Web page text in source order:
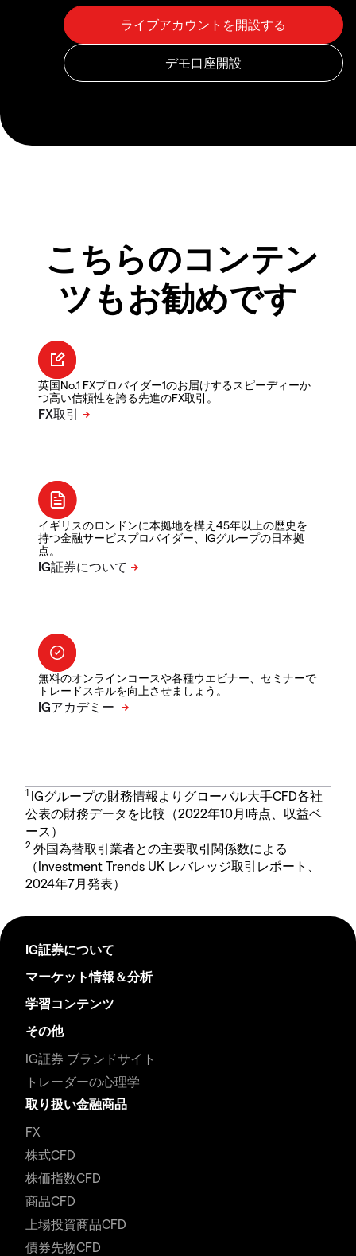
こちらのコンテン
ツもお勧めです
英国No.1 FXプロバイダー1のお届けするスピーディーか
つ高い信頼性を誇る先進のFX取引。
イギリスのロンドンに本拠地を構え45年以上の歴史を
持つ金融サービスプロバイダー、IGグループの日本拠
点。
無料のオンラインコースや各種ウエビナー、セミナーで
トレードスキルを向上させましょう。
1 IGグループの財務情報よりグローバル大手CFD各社
公表の財務データを比較（2022年10月時点、収益ベ
ース）
2 外国為替取引業者との主要取引関係数による
（Investment Trends UK レバレッジ取引レポート、
2024年7月発表）
IG証券について
マーケット情報＆分析
学習コンテンツ
その他
IG証券 ブランドサイト
トレーダーの心理学
取り扱い金融商品
FX
株式CFD
株価指数CFD
商品CFD
上場投資商品CFD
債券先物CFD